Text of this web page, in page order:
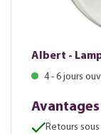
Albert -
4 - 6 jours
Avantages
Retours sous